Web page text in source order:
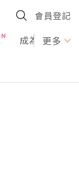
會員登記
成為U更多